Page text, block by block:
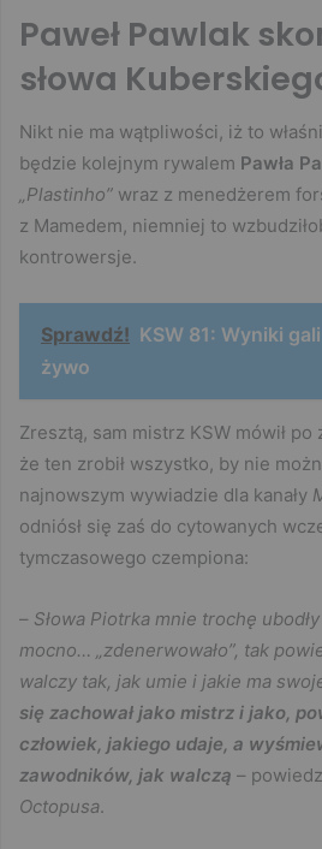
Paweł Pawlak
słowa
Nikt nie ma wątpliwości, iż to
będzie kolejnym rywalem Pawła
„Plastinho” wraz z menedżerem
z Mamedem, niemniej to
kontrowersje.
Sprawdź! KSW 81: Wyniki
żywo
Zresztą, sam mistrz KSW mówił
że ten zrobił wszystko, by nie
najnowszym wywiadzie dla kanały
odniósł się zaś do cytowanych
tymczasowego czempiona:
– Słowa Piotrka mnie trochę
mocno… „zdenerwowało”, tak
walczy tak, jak umie i jakie ma
się zachował jako mistrz i jako,
człowiek, jakiego udaje, a
zawodników, jak walczą –
Octopusa.